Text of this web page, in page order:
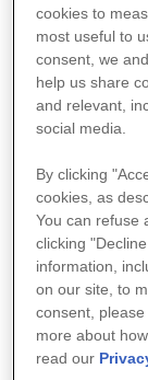
Se også de 3
Kristensen.
God
og kan ikke
andet
PP-UNP-
cookies to
most useful to
consent, we
help us share
and relevant,
social media.
By clicking
cookies, as
You can refuse
clicking
information,
on our site, to
consent, please
more about
read our